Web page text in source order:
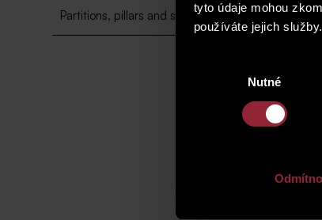
tyto údaje mohou
používáte jejich služby.
Nutné
Partitions, pillars and shafts 6.5 m2